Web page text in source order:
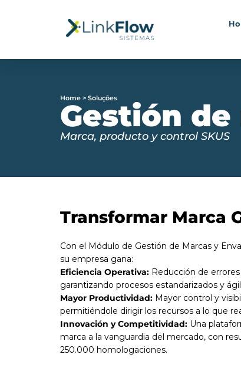
Home > Soluções
Gestión
Marca, producto y control SKUS
Transformar Marca
Con el Módulo de Gestión de Marcas y
su empresa gana:
Eficiencia Operativa: Reducción de
garantizando procesos estandarizados y
Mayor Productividad: Mayor control y
permitiéndole dirigir los recursos a lo que
Innovación y Competitividad: Una
marca a la vanguardia del mercado, con
250.000 homologaciones.